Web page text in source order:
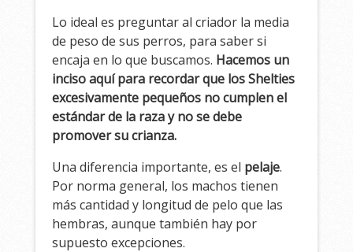
Lo ideal es preguntar al criador la media
de peso de sus perros, para saber si
encaja en lo que buscamos. Hacemos un
inciso aquí para recordar que los Shelties
excesivamente pequeños no cumplen el
estándar de la raza y no se debe
promover su crianza.
Una diferencia importante, es el pelaje.
Por norma general, los machos tienen
más cantidad y longitud de pelo que las
hembras, aunque también hay por
supuesto excepciones.